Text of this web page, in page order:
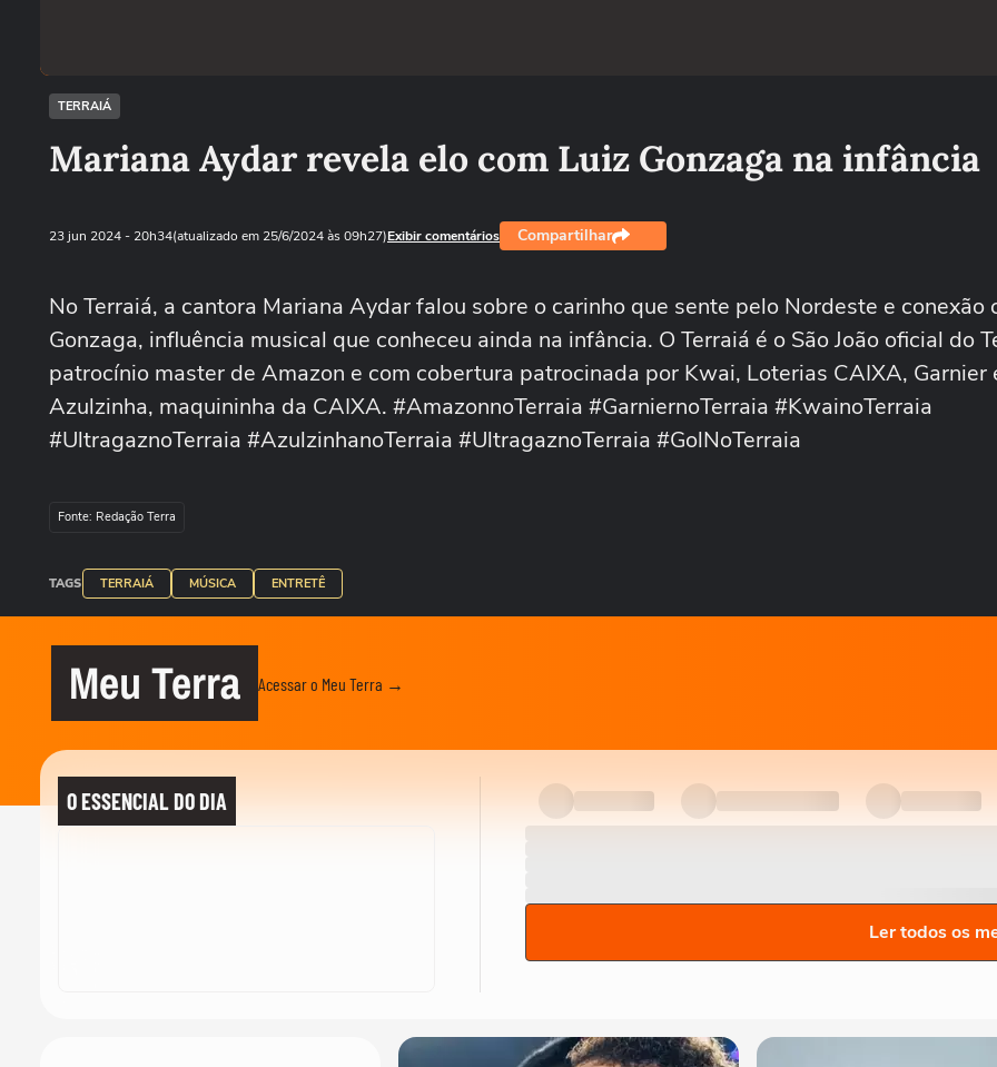
TERRAIÁ
Mariana Aydar revela elo com Luiz Gonzaga na infância
23 jun 2024- 20h34(atualizado em 25/6/2024 às 09h27)Exibir comentários Compartilhar
No Terraiá, a cantora Mariana Aydar falou sobre o carinho que sente pelo Nordeste e conexão
Gonzaga, influência musical que conheceu ainda na infância. O Terraiá é o São João oficial do
patrocínio master de Amazon e com cobertura patrocinada por Kwai, Loterias CAIXA, Garnier
Azulzinha, maquininha da CAIXA. #AmazonnoTerraia #GarniernoTerraia #KwainoTerraia
#UltragaznoTerraia #AzulzinhanoTerraia #UltragaznoTerraia #GolNoTerraia
Fonte: Redação Terra
TAGS TERRAIÁ MÚSICA ENTRETÊ
Meu Terra Acessar o Meu Terra →
O ESSENCIAL DO DIA
Ler todos os